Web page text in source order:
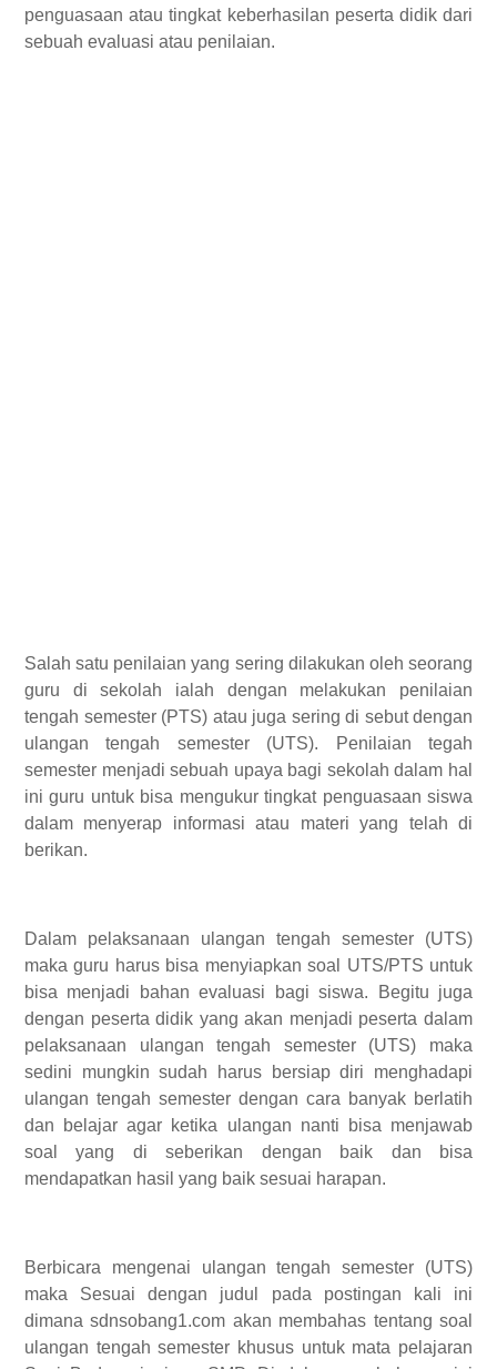
penguasaan atau tingkat keberhasilan peserta didik dari
sebuah evaluasi atau penilaian.
Salah satu penilaian yang sering dilakukan oleh seorang
guru di sekolah ialah dengan melakukan penilaian
tengah semester (PTS) atau juga sering di sebut dengan
ulangan tengah semester (UTS). Penilaian tegah
semester menjadi sebuah upaya bagi sekolah dalam hal
ini guru untuk bisa mengukur tingkat penguasaan siswa
dalam menyerap informasi atau materi yang telah di
berikan.
Dalam pelaksanaan ulangan tengah semester (UTS)
maka guru harus bisa menyiapkan soal UTS/PTS untuk
bisa menjadi bahan evaluasi bagi siswa. Begitu juga
dengan peserta didik yang akan menjadi peserta dalam
pelaksanaan ulangan tengah semester (UTS) maka
sedini mungkin sudah harus bersiap diri menghadapi
ulangan tengah semester dengan cara banyak berlatih
dan belajar agar ketika ulangan nanti bisa menjawab
soal yang di seberikan dengan baik dan bisa
mendapatkan hasil yang baik sesuai harapan.
Berbicara mengenai ulangan tengah semester (UTS)
maka Sesuai dengan judul pada postingan kali ini
dimana sdnsobang1.com akan membahas tentang soal
ulangan tengah semester khusus untuk mata pelajaran